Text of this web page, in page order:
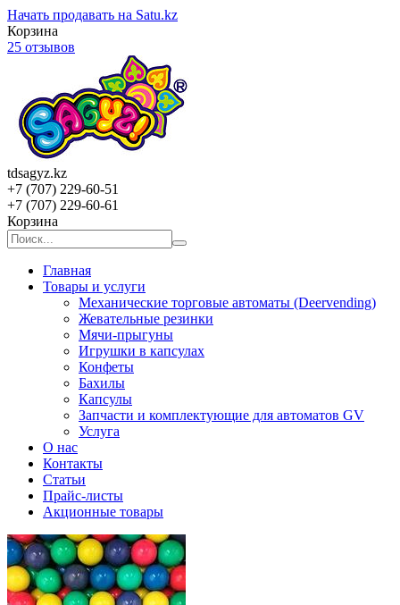
Начать продавать на Satu.kz
Корзина
25 отзывов
tdsagyz.kz
+7 (707) 229-60-51
+7 (707) 229-60-61
Корзина
Главная
Товары и услуги
Механические торговые автоматы (Deervending)
Жевательные резинки
Мячи-прыгуны
Игрушки в капсулах
Конфеты
Бахилы
Капсулы
Запчасти и комплектующие для автоматов GV
Услуга
О нас
Контакты
Статьи
Прайс-листы
Акционные товары